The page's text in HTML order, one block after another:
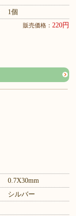
1個
販売価格： 220円
0.7X30mm
シルバー